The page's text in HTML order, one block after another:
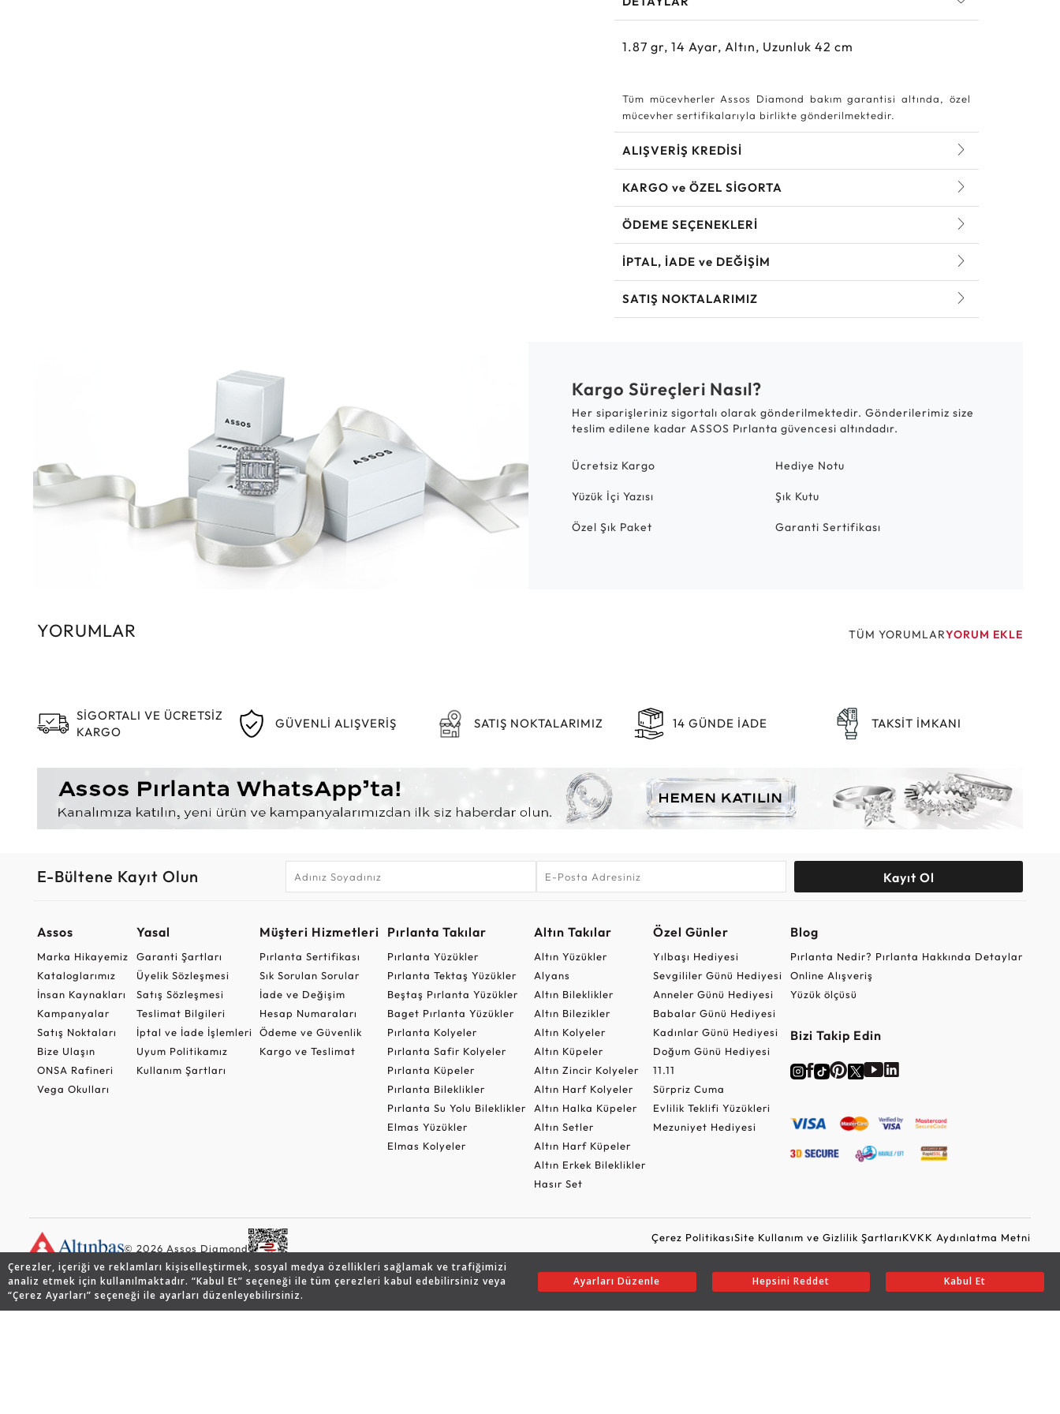
Çerezler, içeriği ve reklamları kişiselleştirmek, sosyal medya özellikleri sağlamak ve trafiğimizi
analiz etmek için kullanılmaktadır. “Kabul Et” seçeneği ile tüm çerezleri kabul edebilirsiniz veya
“Çerez Ayarları” seçeneği ile ayarları düzenleyebilirsiniz.
Ayarları Düzenle Hepsini Reddet Kabul Et
1.87gr,14Ayar, Altın, Uzunluk 42 cm
Tüm mücevherler Assos Diamond bakım garantisi altında, özel
mücevher sertifikalarıyla birlikte gönderilmektedir.
ALIŞVERİŞ KREDİSİ
KARGO ve ÖZEL SİGORTA
ÖDEME SEÇENEKLERİ
İPTAL, İADE ve DEĞİŞİM
SATIŞ NOKTALARIMIZ
Kargo Süreçleri Nasıl?
Her siparişleriniz sigortalı olarak gönderilmektedir. Gönderilerimiz size
teslim edilene kadar ASSOS Pırlanta güvencesi altındadır.
Ücretsiz Kargo Hediye Notu
Yüzük İçi Yazısı Şık Kutu
Özel Şık Paket Garanti Sertifikası
YORUMLAR TÜM YORUMLARYORUM EKLE
SİGORTALI VE ÜCRETSİZ
KARGO
GÜVENLİ ALIŞVERİŞ SATIŞ NOKTALARIMIZ 14 GÜNDE İADE TAKSİT İMKANI
E-Bültene Kayıt Olun Kayıt Ol
Assos
Marka Hikayemiz
Kataloglarımız
İnsan Kaynakları
Kampanyalar
Satış Noktaları
Bize Ulaşın
ONSA Rafineri
Vega Okulları
Yasal
Garanti Şartları
Üyelik Sözleşmesi
Satış Sözleşmesi
Teslimat Bilgileri
İptal ve İade İşlemleri
Uyum Politikamız
Kullanım Şartları
Müşteri Hizmetleri
Pırlanta Sertifikası
Sık Sorulan Sorular
İade ve Değişim
Hesap Numaraları
Ödeme ve Güvenlik
Kargo ve Teslimat
Pırlanta Takılar
Pırlanta Yüzükler
Pırlanta Tektaş Yüzükler
Beştaş Pırlanta Yüzükler
Baget Pırlanta Yüzükler
Pırlanta Kolyeler
Pırlanta Safir Kolyeler
Pırlanta Küpeler
Pırlanta Bileklikler
Pırlanta Su Yolu Bileklikler
Elmas Yüzükler
Elmas Kolyeler
Altın Takılar
Altın Yüzükler
Alyans
Altın Bileklikler
Altın Bilezikler
Altın Kolyeler
Altın Küpeler
Altın Zincir Kolyeler
Altın Harf Kolyeler
Altın Halka Küpeler
Altın Setler
Altın Harf Küpeler
Altın Erkek Bileklikler
Hasır Set
Özel Günler
Yılbaşı Hediyesi
Sevgililer Günü Hediyesi
Anneler Günü Hediyesi
Babalar Günü Hediyesi
Kadınlar Günü Hediyesi
Doğum Günü Hediyesi
11.11
Sürpriz Cuma
Evlilik Teklifi Yüzükleri
Mezuniyet Hediyesi
Blog
Pırlanta Nedir? Pırlanta Hakkında Detaylar
Online Alışveriş
Yüzük ölçüsü
Bizi Takip Edin
© 2026 Assos Diamond
Çerez PolitikasıSite Kullanım ve Gizlilik ŞartlarıKVKK Aydınlatma Metni